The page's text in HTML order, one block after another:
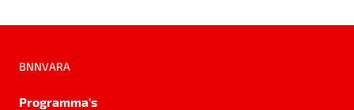
BNNVARA
Programma's